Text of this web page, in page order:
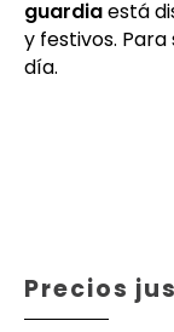
guardiaestá
y festivos.
día.
Precios